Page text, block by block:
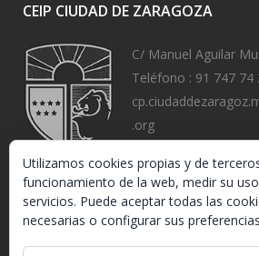
CEIP CIUDAD DE ZARAGOZA
C/ Manuel Aguilar
Teléfono : 91 747 74
.org
Utilizamos cookies propias y de
funcionamiento de la web, medir su
servicios. Puede aceptar todas las
necesarias o configurar sus